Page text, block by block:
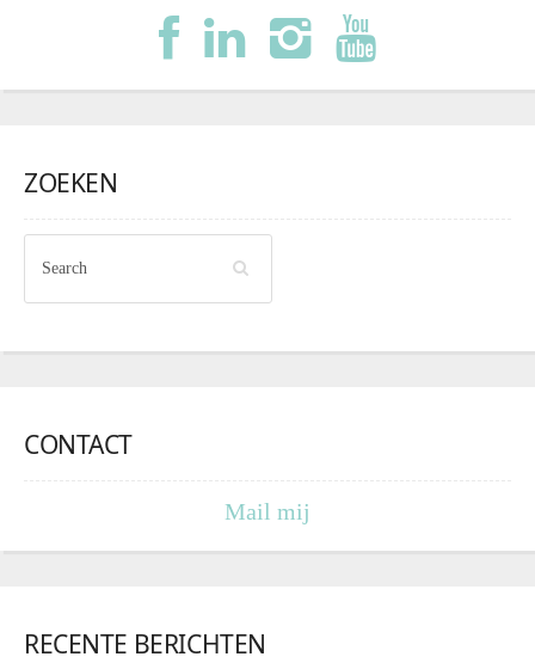
ZOEKEN
CONTACT
Mail mij
RECENTE BERICHTEN